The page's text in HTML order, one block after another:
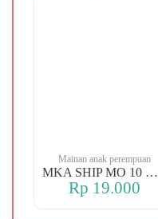
Mainan anak perempuan
MKA SHIP MO 10 CHERRY
Rp 19.000